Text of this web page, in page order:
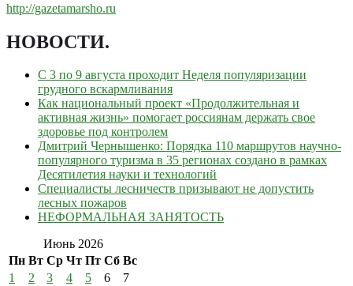
http://gazetamarsho.ru
НОВОСТИ.
С 3 по 9 августа проходит Неделя популяризации
грудного вскармливания
Как национальный проект «Продолжительная и
активная жизнь» помогает россиянам держать свое
здоровье под контролем
Дмитрий Чернышенко: Порядка 110 маршрутов научно-
популярного туризма в 35 регионах создано в рамках
Десятилетия науки и технологий
Специалисты лесничеств призывают не допустить
лесных пожаров
НЕФОРМАЛЬНАЯ ЗАНЯТОСТЬ
Июнь 2026
Пн Вт Ср Чт Пт Сб Вс
1
2 3 4 5 6
7